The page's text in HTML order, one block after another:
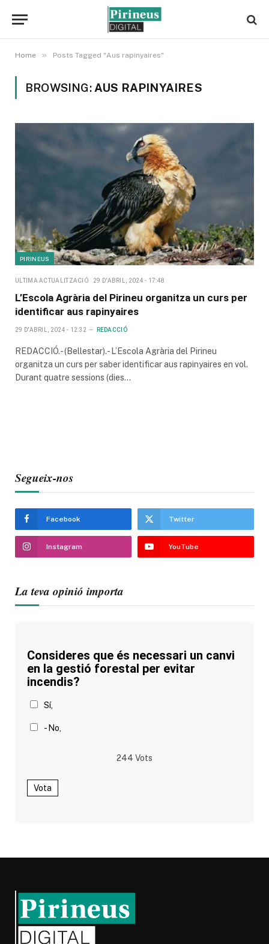
Home » Posts Tagged "Aus rapinyaires"
BROWSING: AUS RAPINYAIRES
PIRINEUS
ULTIMA ACTUALITZACIÓ 29 D'ABRIL, 2024 - 17:48
L’Escola Agrària del Pirineu organitza un curs per
identificar aus rapinyaires
29 D'ABRIL, 2024 - 12:32 REDACCIÓ
REDACCIÓ.- (Bellestar).- L’Escola Agrària del Pirineu
organitza un curs per saber identificar aus rapinyaires en vol.
Durant quatre sessions (dies…
Segueix-nos
Facebook Twitter
Instagram YouTube
La teva opinió importa
Consideres que és necessari un canvi
en la gestió forestal per evitar
incendis?
Sí,
- No,
244 Vots
Vota